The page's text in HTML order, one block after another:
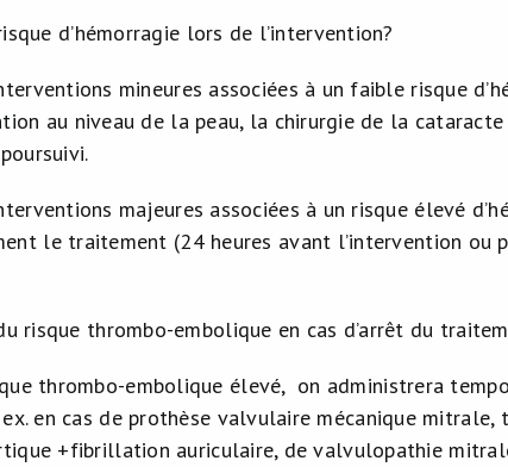
d’hémorragie lors de l’intervention?
mineures associées à un faible risque
au niveau de la peau, la chirurgie de la
majeures associées à un risque élevé
le traitement (24 heures avant l’intervention ou
risque thrombo-embolique en cas d’arrêt du
thrombo-embolique élevé, on administrera
en cas de prothèse valvulaire mécanique
+fibrillation auriculaire, de valvulopathie